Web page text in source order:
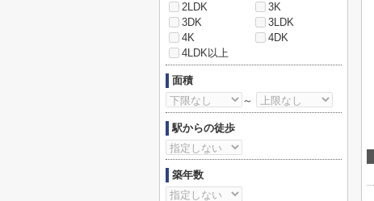
2LDK
3K
3DK
3LDK
4K
4DK
4LDK以上
面積
～
駅からの徒歩
築年数